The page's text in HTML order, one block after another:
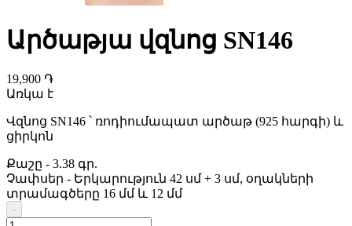
Արծաթյա վզնոց SN146
19,900 ֏
Առկա է
Վզնոց SN146 ՝ ռոդիումապատ արծաթ (925 հարգի) և
ցիրկոն
Քաշը - 3.38 գր.
Չափսեր - Երկարություն 42 սմ + 3 սմ, օղակների
տրամագծերը 16 մմ և 12 մմ
-